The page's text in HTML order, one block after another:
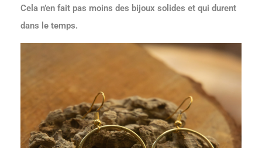
Cela n’en fait pas moins des bijoux solides et qui durent
dans le temps.